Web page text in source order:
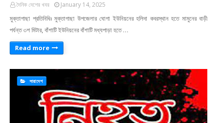
দৈনিক দেশের খবর January 14, 2025
মুক্তাগাছা প্রতিনিধিঃ মুক্তাগাছা উপজেলার ঘোগা ইউনিয়নের হলিদা কবরস্থান হতে মামুনের বাড়ী
পর্যন্ত ৩শ মিটার, বাঁশাটি ইউনিয়নের বাঁশাটি মধ্যপাড়া হতে …
Read more
সারাদেশ